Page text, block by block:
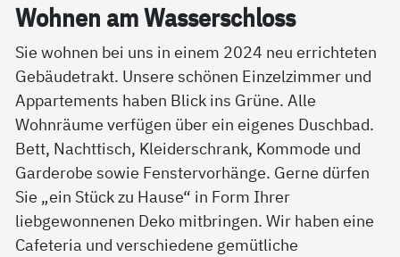
Woh­nen am Was­ser­sch­loss
Sie wohnen bei uns in einem 2024 neu errichteten
Gebäudetrakt. Unsere schönen Einzelzimmer und
Appartements haben Blick ins Grüne. Alle
Wohnräume verfügen über ein eigenes Duschbad.
Bett, Nachttisch, Kleiderschrank, Kommode und
Garderobe sowie Fenstervorhänge. Gerne dürfen
Sie „ein Stück zu Hause“ in Form Ihrer
liebgewonnenen Deko mitbringen. Wir haben eine
Cafeteria und verschiedene gemütliche